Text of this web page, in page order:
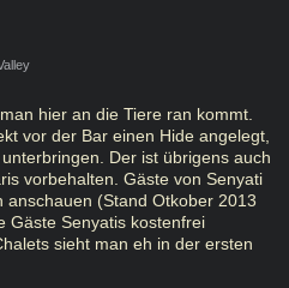
hier an die Tiere ran kommt.
vor der Bar einen Hide angelegt,
Der ist übrigens auch
vorbehalten. Gäste von Senyati
(Stand Otkober 2013
Gäste Senyatis kostenfrei
sieht man eh in der ersten